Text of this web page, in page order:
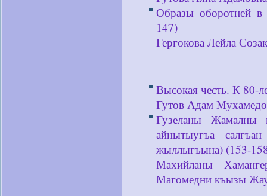
Образы оборотней в
147)
Гергокова Лейла
Высокая честь. К 80-
Гутов Адам
Гузеланы Жамалны
айнытыугъа
жыллыгъына) (153-
Махийланы
Магомедни къызы